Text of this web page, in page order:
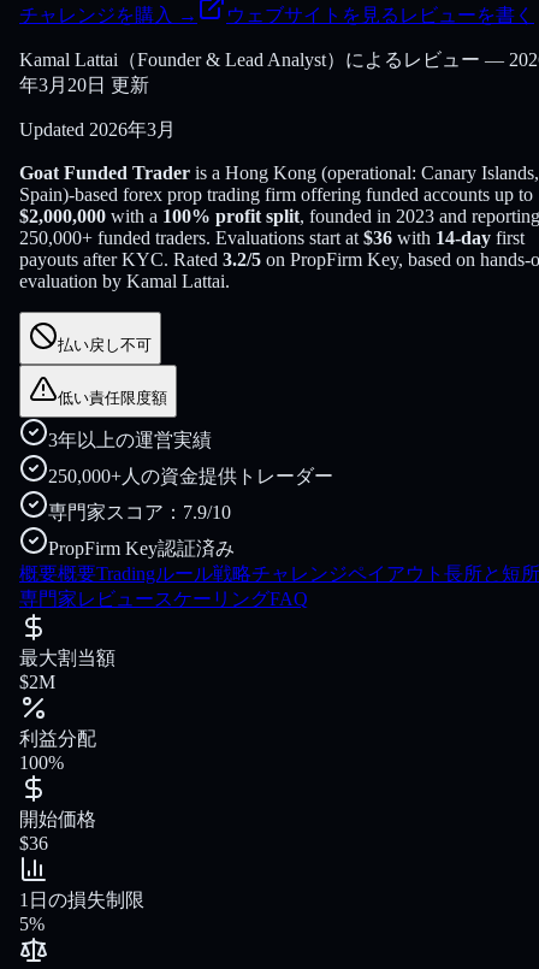
チャレンジを購入 → ウェブサイトを見る レビューを書く
Kamal Lattai（Founder & Lead Analyst）によるレビュー —
年3月20日 更新
Updated 2026年3月
Goat Funded Trader is a Hong Kong (operational: Canary Islands,
Spain)-based forex prop trading firm offering funded accounts up to
$2,000,000 with a 100% profit split, founded in 2023 and reporting
250,000+ funded traders. Evaluations start at $36 with 14-day first
payouts after KYC. Rated 3.2/5 on PropFirm Key, based on hands-
evaluation by Kamal Lattai.
払い戻し不可
低い責任限度額
3年以上の運営実績
250,000+人の資金提供トレーダー
専門家スコア：7.9/10
PropFirm Key認証済み
概要概要Tradingルール戦略チャレンジペイアウト 長所と短所
専門家レビュースケーリングFAQ
最大割当額
$2M
利益分配
100%
開始価格
$36
1日の損失制限
5%